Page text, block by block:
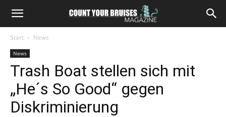
Start News
News
Trash Boat stellen sich mit
„He´s So Good“ gegen
Diskriminierung